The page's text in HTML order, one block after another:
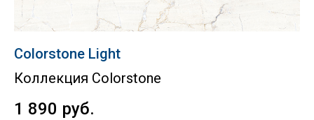
Сolorstone Light
Коллекция Colorstone
1 890 руб.